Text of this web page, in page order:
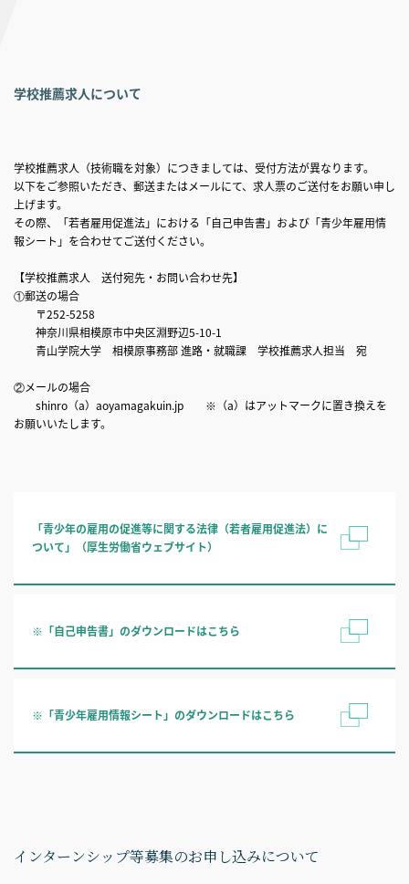
学校推薦求人について
学校推薦求人（技術職を対象）につきましては、受付方法が異なります。
以下をご参照いただき、郵送またはメールにて、求人票のご送付をお願い申し
上げます。
その際、「若者雇用促進法」における「自己申告書」および「青少年雇用情
報シート」を合わせてご送付ください。
【学校推薦求人 送付宛先・お問い合わせ先】
①郵送の場合
〒252-5258
神奈川県相模原市中央区淵野辺5-10-1
青山学院大学 相模原事務部 進路・就職課 学校推薦求人担当 宛
②メールの場合
shinro（a）aoyamagakuin.jp ※（a）はアットマークに置き換えを
お願いいたします。
「青少年の雇用の促進等に関する法律（若者雇用促進法）に
ついて」（厚生労働省ウェブサイト）
※「自己申告書」のダウンロードはこちら
※「青少年雇用情報シート」のダウンロードはこちら
インターンシップ等募集のお申し込みについて